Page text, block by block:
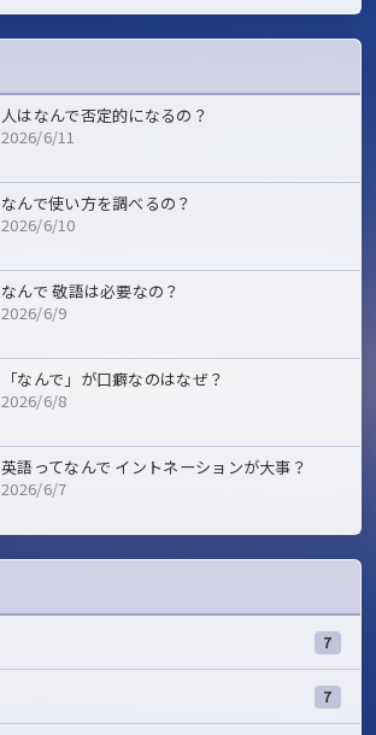
人はなんで否定的になるの？
2026/6/11
なんで使い方を調べるの？
2026/6/10
なんで 敬語は必要なの？
2026/6/9
「なんで」が口癖なのはなぜ？
2026/6/8
英語ってなんで イントネーションが大事？
2026/6/7
7
7